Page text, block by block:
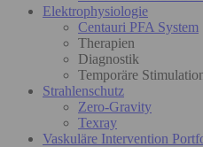
Elektrophysiologie
Centauri PFA System
Therapien
Diagnostik
Temporäre
Strahlenschutz
Zero-Gravity
Texray
Vaskuläre Intervention